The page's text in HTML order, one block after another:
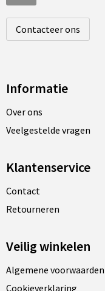
Contacteer ons
Informatie
Over ons
Veelgestelde vragen
Klantenservice
Contact
Retourneren
Veilig winkelen
Algemene voorwaarden
Cookieverklaring